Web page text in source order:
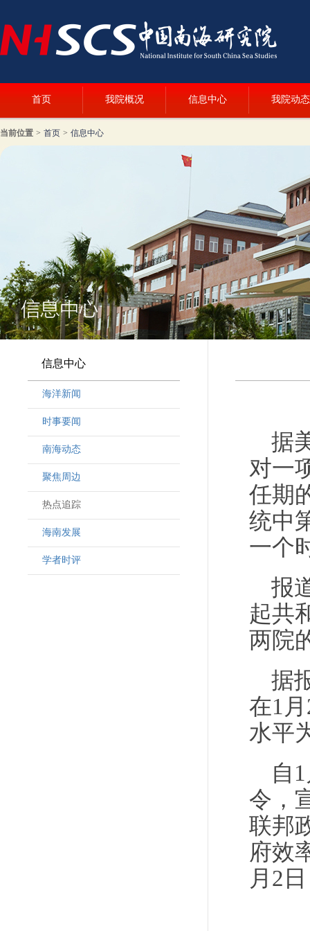
首页 我院概况 信息中心 我院动态
当前位置 > 首页 > 信息中心
信息中心
海洋新闻
时事要闻
南海动态
聚焦周边
热点追踪
海南发展
学者时评
据
对一
任期
统中
一个
报
起共
两院
据
在1
水平
自
令，
联邦
府效
月2